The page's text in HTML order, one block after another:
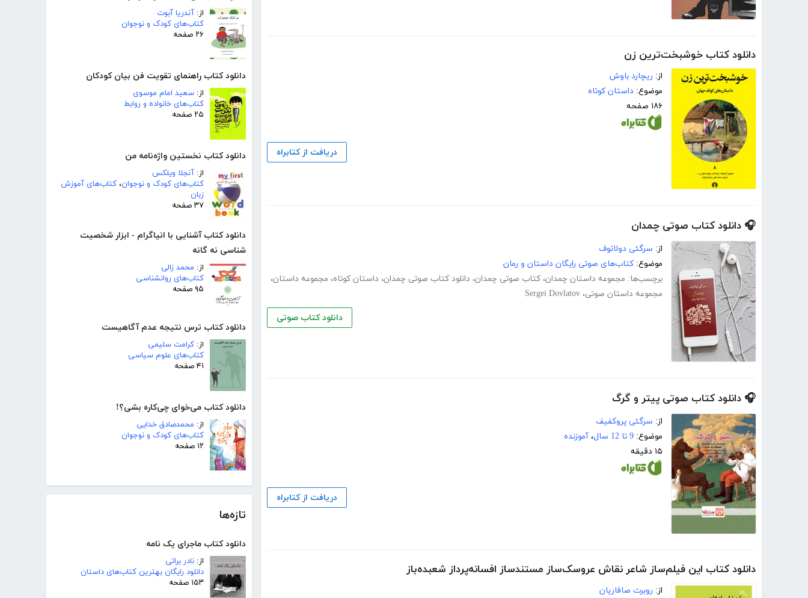
از: آندریا آبوت
کتاب‌های کودک و نوجوان
۲۶ صفحه
دانلود کتاب راهنمای تقویت فن بیان کودکان
از: سعید امام موسوی
کتاب‌های خانواده و روابط
۲۵ صفحه
دانلود کتاب نخستین واژه‌نامه من
از: آنجلا ویلکس
کتاب‌های کودک و نوجوان، کتاب‌های آموزش
زبان
۳۷ صفحه
دانلود کتاب آشنایی با انیاگرام - ابزار شخصیت
شناسی نه گانه
از: محمد زالی
کتاب‌های روانشناسی
۹۵ صفحه
دانلود کتاب ترس نتیجه عدم آگاهیست
از: کرامت سلیمی
کتاب‌های علوم سیاسی
۴۱ صفحه
دانلود کتاب می‌خوای چی‌کاره بشی؟!
از: محمدصادق خدایی
کتاب‌های کودک و نوجوان
۱۲ صفحه
تازه‌ها
دانلود کتاب ماجرای یک نامه
از: نادر براتی
دانلود رایگان بهترین کتاب‌های داستان
۱۵۳ صفحه
دانلود کتاب خوشبخت‌ترین زن
از: ریچارد باوش
موضوع: داستان کوتاه
۱۸۶ صفحه
دریافت از کتابراه
🎧 دانلود کتاب صوتی چمدان
از: سرگئی دولاتوف
موضوع: کتاب‌های صوتی رایگان داستان و رمان
برچسب‌ها: مجموعه داستان چمدان، کتاب صوتی چمدان، دانلود کتاب صوتی چمدان، داستان کوتاه، مجموعه داستان،
مجموعه داستان صوتی، Sergei Dovlatov
دانلود کتاب صوتی
🎧 دانلود کتاب صوتی پیتر و گرگ
از: سرگئی پروکفیف
موضوع: 9 تا 12 سال ، آموزنده
۱۵ دقیقه
دریافت از کتابراه
دانلود کتاب این فیلم‌ساز شاعر نقاش عروسک‌ساز مستندساز افسانه‌پرداز شعبده‌باز
از: روبرت صافاریان